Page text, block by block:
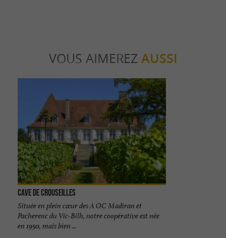
VOUS AIMEREZ AUSSI
Cave de Crouseilles
Située en plein cœur des A OC Madiran et
Pacherenc du Vic-Bilh, notre coopérative est née
en 1950, mais bien ...